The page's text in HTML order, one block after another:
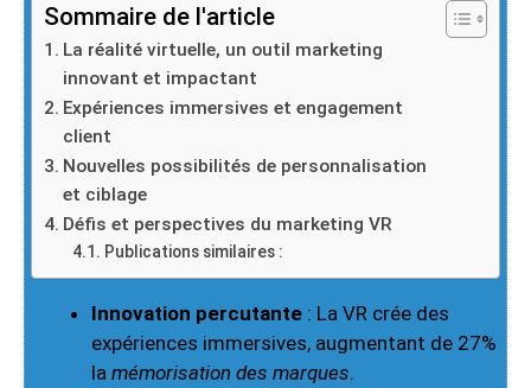
Sommaire de l'article
La réalité virtuelle, un outil marketing
innovant et impactant
Expériences immersives et engagement
client
Nouvelles possibilités de personnalisation
et ciblage
Défis et perspectives du marketing VR
Publications similaires :
Innovation percutante : La VR crée des
expériences immersives, augmentant de 27%
la mémorisation des marques.